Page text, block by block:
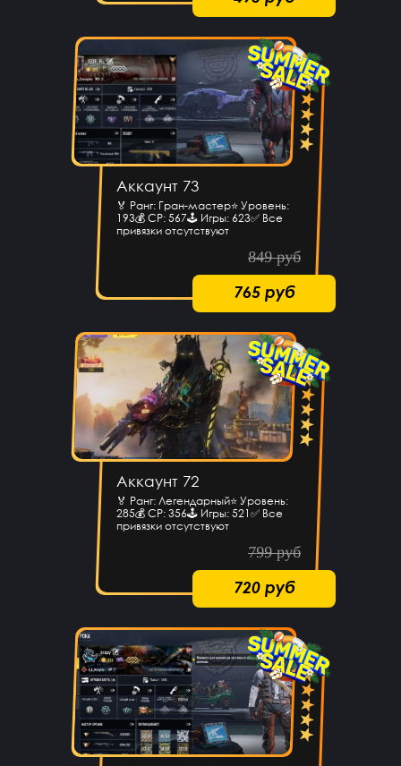
Аккаунт 73
🏅 Ранг: Гран-мастер⭐️ Уровень:
193💰 CP: 567🕹 Игры: 623✅ Все
привязки отсутствуют
849 руб
765 руб
Аккаунт 72
🏅 Ранг: Легендарный⭐️ Уровень:
285💰 CP: 356🕹 Игры: 521✅ Все
привязки отсутствуют
799 руб
720 руб